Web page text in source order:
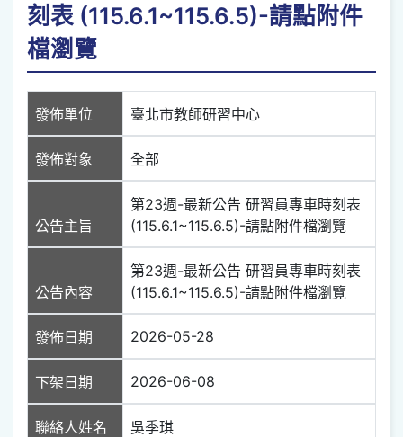
刻表 (115.6.1~115.6.5)-請點附件
檔瀏覽
發佈單位 臺北市教師研習中心
發佈對象 全部
公告主旨
第23週-最新公告 研習員專車時刻表
(115.6.1~115.6.5)-請點附件檔瀏覽
公告內容
第23週-最新公告 研習員專車時刻表
(115.6.1~115.6.5)-請點附件檔瀏覽
發佈日期 2026-05-28
下架日期 2026-06-08
聯絡人姓名 吳季琪